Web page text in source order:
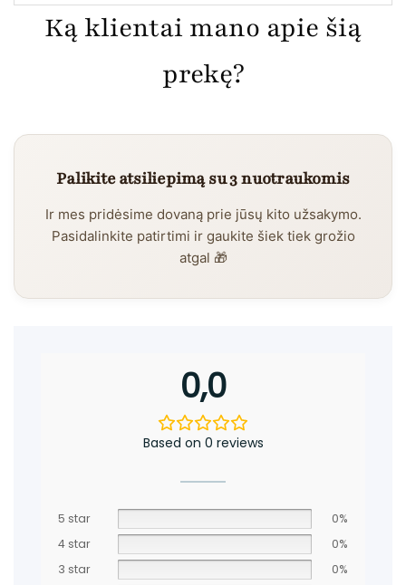
Ką klientai mano apie šią
prekę?
Palikite atsiliepimą su 3 nuotraukomis
Ir mes pridėsime dovaną prie jūsų kito užsakymo.
Pasidalinkite patirtimi ir gaukite šiek tiek grožio
atgal 🎁
0,0
Based on 0 reviews
5 star
0%
4 star
0%
3 star
0%